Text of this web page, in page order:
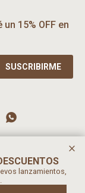
15% OFF en
SUSCRIBIRME

lanzamientos,